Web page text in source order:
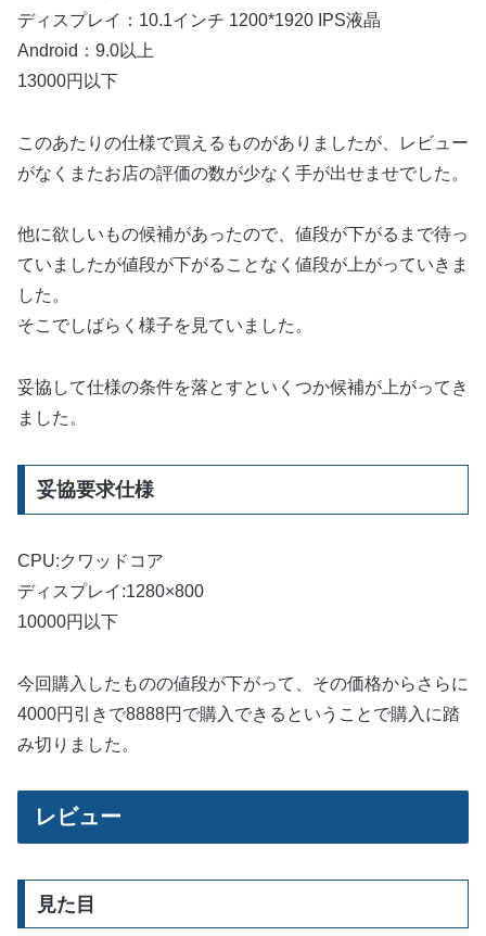
ディスプレイ：10.1インチ 1200*1920 IPS液晶
Android：9.0以上
13000円以下
このあたりの仕様で買えるものがありましたが、レビュー
がなくまたお店の評価の数が少なく手が出せませでした。
他に欲しいもの候補があったので、値段が下がるまで待っ
ていましたが値段が下がることなく値段が上がっていきま
した。
そこでしばらく様子を見ていました。
妥協して仕様の条件を落とすといくつか候補が上がってき
ました。
妥協要求仕様
CPU:クワッドコア
ディスプレイ:1280×800
10000円以下
今回購入したものの値段が下がって、その価格からさらに
4000円引きで8888円で購入できるということで購入に踏
み切りました。
レビュー
見た目